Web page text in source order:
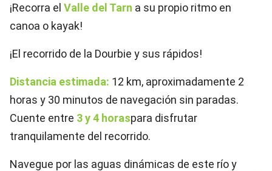
¡Recorra el Valle del Tarn a su propio ritmo en
canoa o kayak!
¡El recorrido de la Dourbie y sus rápidos!
Distancia estimada: 12 km, aproximadamente 2
horas y 30 minutos de navegación sin paradas.
Cuente entre 3 y 4 horaspara disfrutar
tranquilamente del recorrido.
Navegue por las aguas dinámicas de este río y